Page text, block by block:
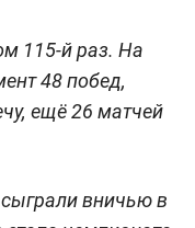
115-й раз. На
48 побед,
ещё 26 матчей
вничью в